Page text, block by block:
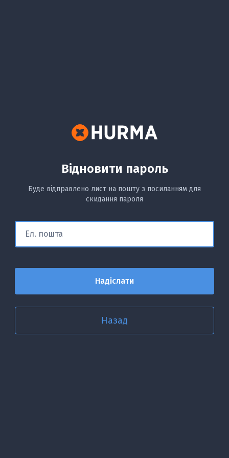
Відновити пароль
Буде відправлено лист на пошту з посиланням для
скидання пароля
Назад